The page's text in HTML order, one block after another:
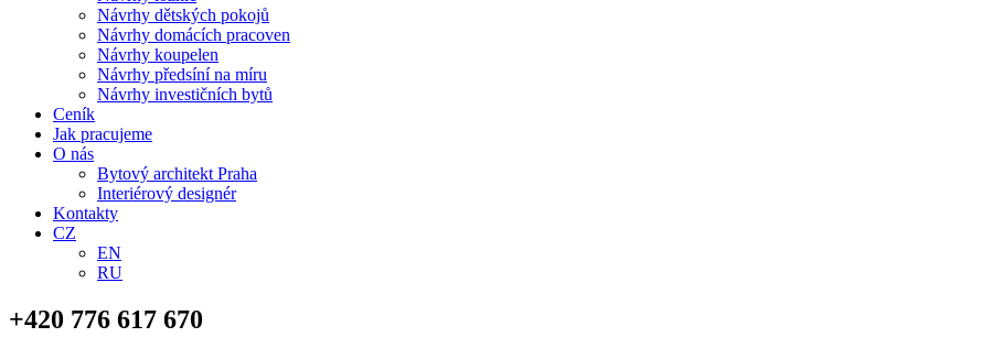
Návrhy dětských pokojů
Návrhy domácích pracoven
Návrhy koupelen
Návrhy předsíní na míru
Návrhy investičních bytů
Ceník
Jak pracujeme
O nás
Bytový architekt Praha
Interiérový designér
Kontakty
CZ
EN
RU
+420 776 617 670